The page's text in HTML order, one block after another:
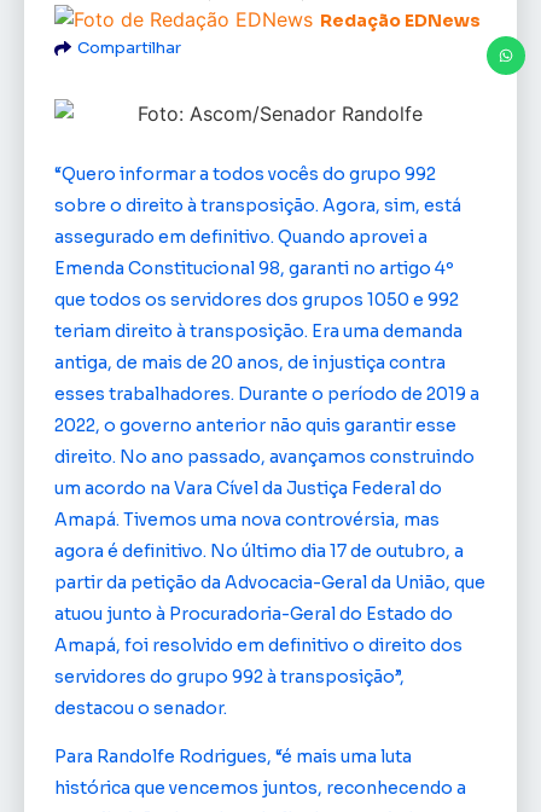
Redação EDNews
Compartilhar
“Quero informar a todos vocês do grupo 992
sobre o direito à transposição. Agora, sim, está
assegurado em definitivo. Quando aprovei a
Emenda Constitucional 98, garanti no artigo 4º
que todos os servidores dos grupos 1050 e 992
teriam direito à transposição. Era uma demanda
antiga, de mais de 20 anos, de injustiça contra
esses trabalhadores. Durante o período de 2019 a
2022, o governo anterior não quis garantir esse
direito. No ano passado, avançamos construindo
um acordo na Vara Cível da Justiça Federal do
Amapá. Tivemos uma nova controvérsia, mas
agora é definitivo. No último dia 17 de outubro, a
partir da petição da Advocacia-Geral da União, que
atuou junto à Procuradoria-Geral do Estado do
Amapá, foi resolvido em definitivo o direito dos
servidores do grupo 992 à transposição”,
destacou o senador.
Para Randolfe Rodrigues, “é mais uma luta
histórica que vencemos juntos, reconhecendo a